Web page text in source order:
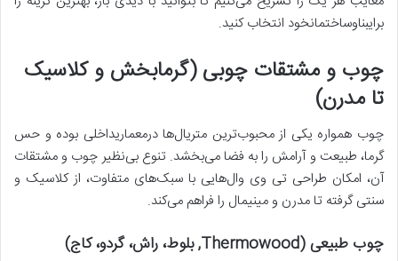
برایبناوساختمانخود انتخاب کنید.
چوب و مشتقات چوبی (گرمابخش و کلاسیک
تا مدرن)
چوب همواره یکی از محبوب‌ترین متریال‌ها درمعماریداخلی بوده و حس
گرما، طبیعت و آرامش را به فضا می‌بخشد. تنوع بی‌نظیر چوب و مشتقات
آن، امکان طراحی تی وی وال‌هایی با سبک‌های متفاوت، از کلاسیک و
سنتی گرفته تا مدرن و مینیمال را فراهم می‌کند.
چوب طبیعی (Thermowood, بلوط، راش، گردو، کاج)